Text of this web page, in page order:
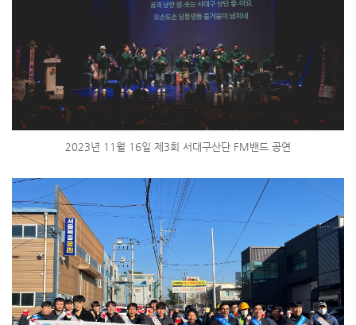
2023년 11월 16일 제3회 서대구산단 FM밴드 공연